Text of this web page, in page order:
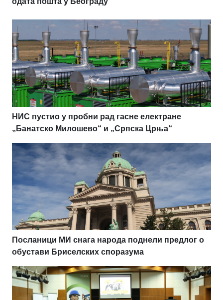
НИС пустио у пробни рад гасне електране
„Банатско Милошево“ и „Српска Црња“
Посланици МИ снага народа поднели предлог о
обустави Бриселских споразума